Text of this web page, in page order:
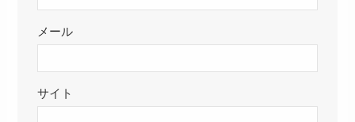
メール
サイト